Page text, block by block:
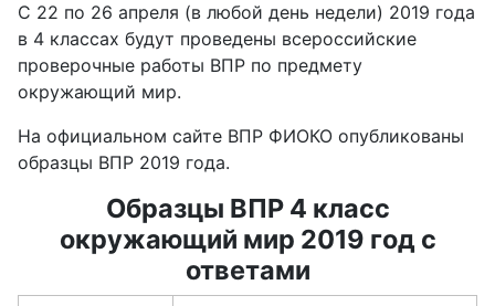
С 22 по 26 апреля (в любой день недели) 2019 года
в 4 классах будут проведены всероссийские
проверочные работы ВПР по предмету
окружающий мир.
На официальном сайте ВПР ФИОКО опубликованы
образцы ВПР 2019 года.
Образцы ВПР 4 класс
окружающий мир 2019 год с
ответами